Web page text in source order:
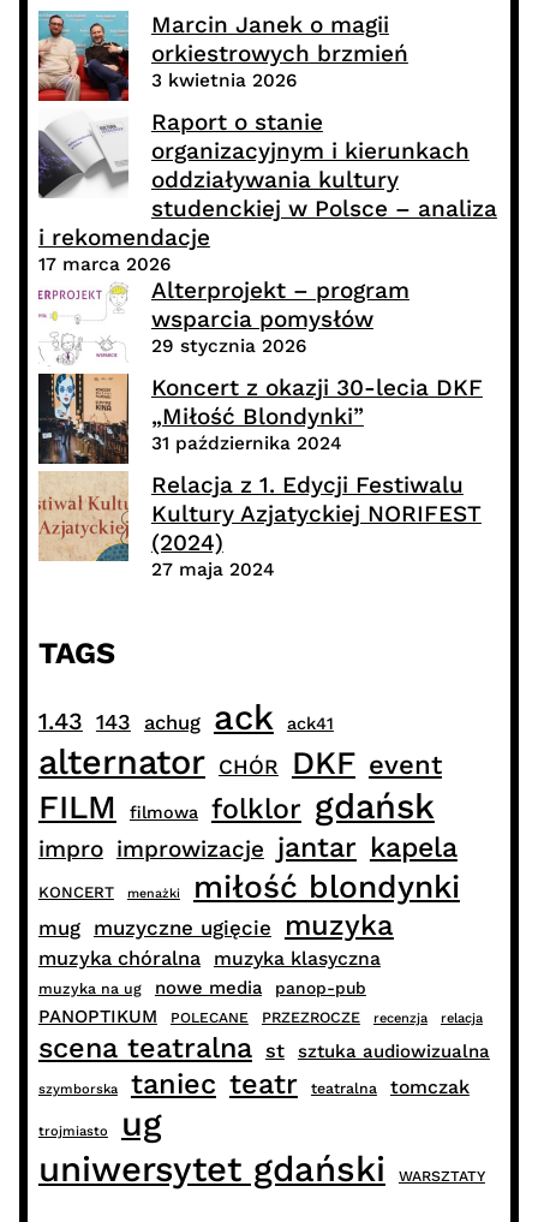
Marcin Janek o magii
orkiestrowych brzmień
3 kwietnia 2026
Raport o stanie
organizacyjnym i kierunkach
oddziaływania kultury
studenckiej w Polsce – analiza
i rekomendacje
17 marca 2026
Alterprojekt – program
wsparcia pomysłów
29 stycznia 2026
Koncert z okazji 30-lecia DKF
„Miłość Blondynki”
31 października 2024
Relacja z 1. Edycji Festiwalu
Kultury Azjatyckiej NORIFEST
(2024)
27 maja 2024
TAGS
1.43 143 achug ack ack41
alternator CHÓR DKF event
FILM filmowa folklor gdańsk
impro improwizacje jantar kapela
KONCERT menażki miłość blondynki
mug muzyczne ugięcie muzyka
muzyka chóralna muzyka klasyczna
muzyka na ug nowe media panop-pub
PANOPTIKUM POLECANE PRZEZROCZE recenzja relacja
scena teatralna st sztuka audiowizualna
szymborska taniec teatr teatralna tomczak
trojmiasto
ug
uniwersytet gdański
WARSZTATY